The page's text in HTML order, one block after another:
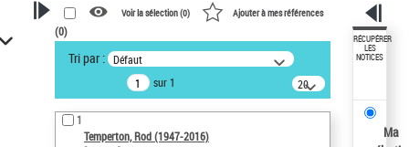
VOTRE RECHERCHE
Recherche avancée dans les
notices d’autorité
Œuvres liées à l'auteur :
Temperton, Rod (1947-2016)
Voir la sélection (0) Ajouter à mes références
(0)
Tri par : Défaut
sur 1
20
résultats/page
1
Temperton, Rod (1947-2016)
RÉCUPÉRER
LES
NOTICES
Ma